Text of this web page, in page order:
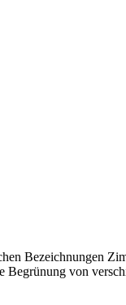
Bezeichnungen
von